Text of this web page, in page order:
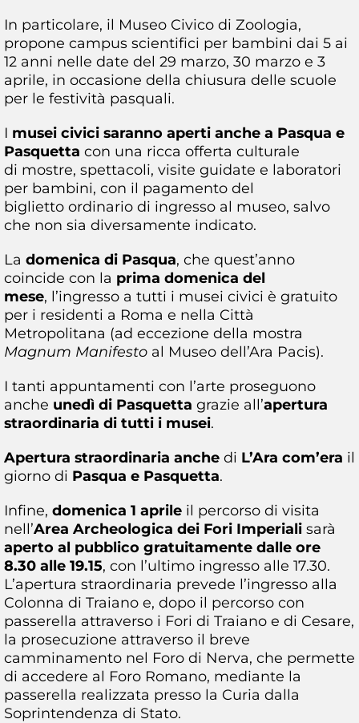
In particolare, il Museo Civico di Zoologia,
propone campus scientifici per bambini dai 5 ai
12 anni nelle date del 29 marzo, 30 marzo e 3
aprile, in occasione della chiusura delle scuole
per le festività pasquali.
I musei civici saranno aperti anche a Pasqua e
Pasquetta con una ricca offerta culturale
di mostre, spettacoli, visite guidate e laboratori
per bambini, con il pagamento del
biglietto ordinario di ingresso al museo, salvo
che non sia diversamente indicato.
La domenica di Pasqua, che quest’anno
coincide con la prima domenica del
mese, l’ingresso a tutti i musei civici è gratuito
per i residenti a Roma e nella Città
Metropolitana (ad eccezione della mostra
Magnum Manifesto al Museo dell’Ara Pacis).
I tanti appuntamenti con l’arte proseguono
anche unedì di Pasquetta grazie all’apertura
straordinaria di tutti i musei.
Apertura straordinaria anche di L’Ara com’era il
giorno di Pasqua e Pasquetta.
Infine, domenica 1 aprile il percorso di visita
nell’Area Archeologica dei Fori Imperiali sarà
aperto al pubblico gratuitamente dalle ore
8.30 alle 19.15, con l’ultimo ingresso alle 17.30.
L’apertura straordinaria prevede l’ingresso alla
Colonna di Traiano e, dopo il percorso con
passerella attraverso i Fori di Traiano e di Cesare,
la prosecuzione attraverso il breve
camminamento nel Foro di Nerva, che permette
di accedere al Foro Romano, mediante la
passerella realizzata presso la Curia dalla
Soprintendenza di Stato.